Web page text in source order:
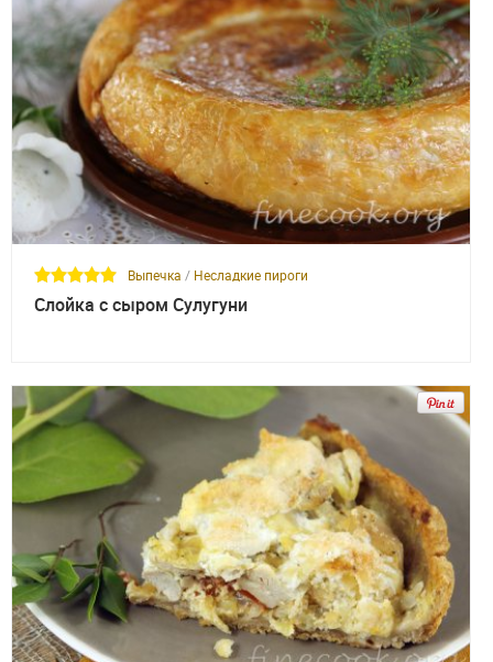
Выпечка / Несладкие пироги
Слойка с сыром Сулугуни